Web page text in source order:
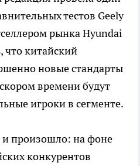
тестов Geely
рынка Hyundai
что китайский
новые стандарты
времени будут
игроки в сегменте.
и произошло: на фоне
конкурентов